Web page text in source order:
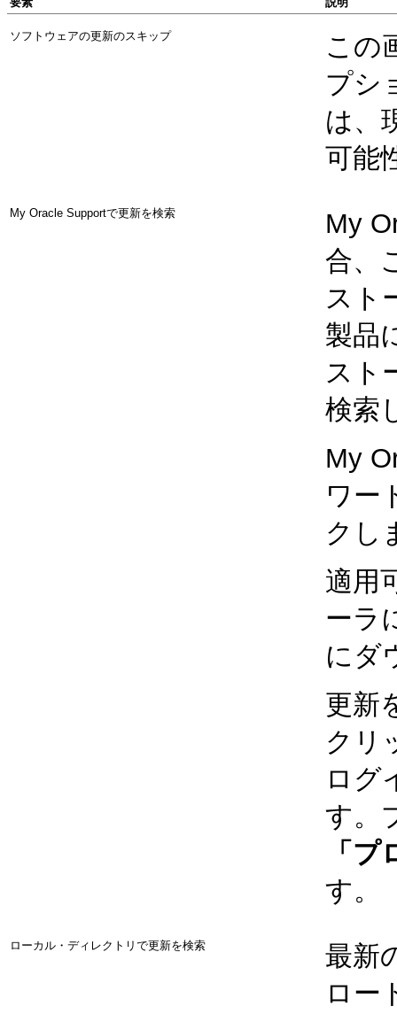
ソフトウェアの更新のスキップ
この
プシ
は、
可能
My Oracle Supportで更新を検索
My
合、
スト
製品
スト
検索
My
ワー
クし
適用
ーラ
にダ
更新
クリ
ログ
す。
「
す。
ローカル・ディレクトリで更新を検索
最新
ロー